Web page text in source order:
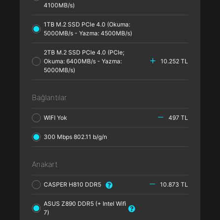
4100MB/s)
1TB M.2 SSD PCle 4.0 (Okuma:
5000MB/s - Yazma: 4500MB/s)
2TB M.2 SSD PCle 4.0 (PCle;
Okuma: 6400MB/s - Yazma:
5000MB/s)
10.252 TL
Bağlantılar
WIFI Yok 497 TL
300 Mbps 802.11 b/g/n
Anakart
CASPER H810 DDR5 10.873 TL
ASUS Z890 DDR5 (+ Intel Wifi
7)